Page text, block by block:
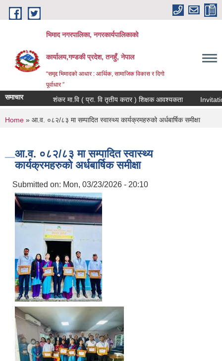
Skip to main content
भिमाद नगरपालिका, नगरकार्यपालिकाको
कार्यालय,गण्डकी प्रदेश, तनहुँ, नेपाल
“समृद्द भिमादको आधार : आर्थिक, सामाजिक विकास र दिगो
पूर्वाधार ”
समाचार शंकर मा.वि ( प्रा. वि तृतीय करार ) शिक्षक आवश्यकता
You are here
Home » आ.व. ०८२/८३ मा सम्पादित स्वास्थ्य कार्यक्रमहरुको अर्धबार्षिक समीक्षा
आ.व. ०८२/८३ मा सम्पादित स्वास्थ्य
कार्यक्रमहरुको अर्धबार्षिक समीक्षा
Submitted on: Mon, 03/23/2026 - 20:10